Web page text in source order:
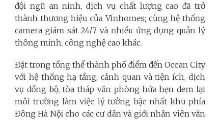
đội ngũ an ninh, dịch vụ chất lượng cao đã trở
thành thương hiệu của Vinhomes; cùng hệ thống
camera giám sát 24/7 và nhiều ứng dụng quản lý
thông minh, công nghệ cao khác.
Đặt trong tổng thể thành phố điểm đến Ocean City
với hệ thống hạ tầng, cảnh quan và tiện ích, dịch
vụ đồng bộ, tòa tháp văn phòng hứa hẹn đem lại
môi trường làm việc lý tưởng bậc nhất khu phía
Đông Hà Nội cho các cư dân và giới nhân viên văn